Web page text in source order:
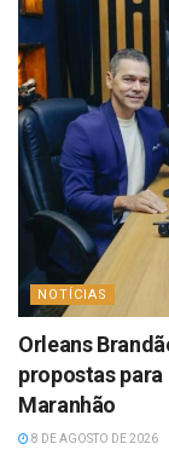
NOTÍCIAS
Orleans
propostas
Maranhão
8 DE AGOSTO DE 2026